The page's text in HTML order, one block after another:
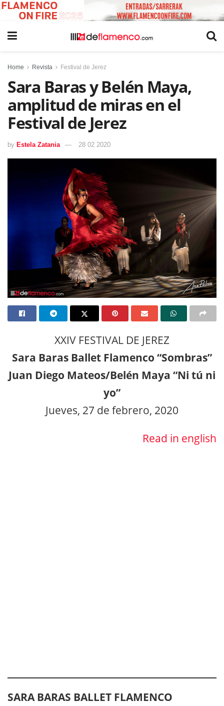
Home Revista Festival de Jerez
Sara Baras y Belén Maya,
amplitud de miras en el
Festival de Jerez
by Estela Zatania 28 02 2020
XXIV FESTIVAL DE JEREZ
Sara Baras Ballet Flamenco “Sombras”
Juan Diego Mateos/Belén Maya “Ni tú ni
yo”
Jueves, 27 de febrero, 2020
Read in english
SARA BARAS BALLET FLAMENCO